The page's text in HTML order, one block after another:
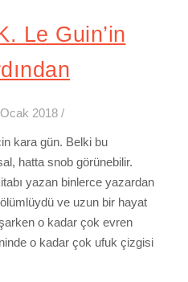
Le Guin’in
2018 /
kara gün. Belki bu
hatta snob görünebilir.
yazan binlerce yazardan
ve uzun bir hayat
o kadar çok evren
o kadar çok ufuk çizgisi